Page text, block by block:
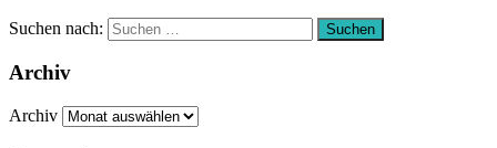
Suchen nach: Suchen
Archiv
Archiv